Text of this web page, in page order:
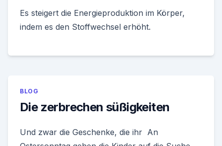
Es steigert die Energieproduktion im Körper,
indem es den Stoffwechsel erhöht.
BLOG
Die zerbrechen süßigkeiten
Und zwar die Geschenke, die ihr An